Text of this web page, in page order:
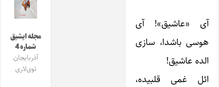
آی «عاشیق»! آی
هوسی باشدا، سازی
الده عاشیق!
ائل غمی قلبیده،
مجله ایشیق
شماره 4
آذربایجان
توی‌لاری